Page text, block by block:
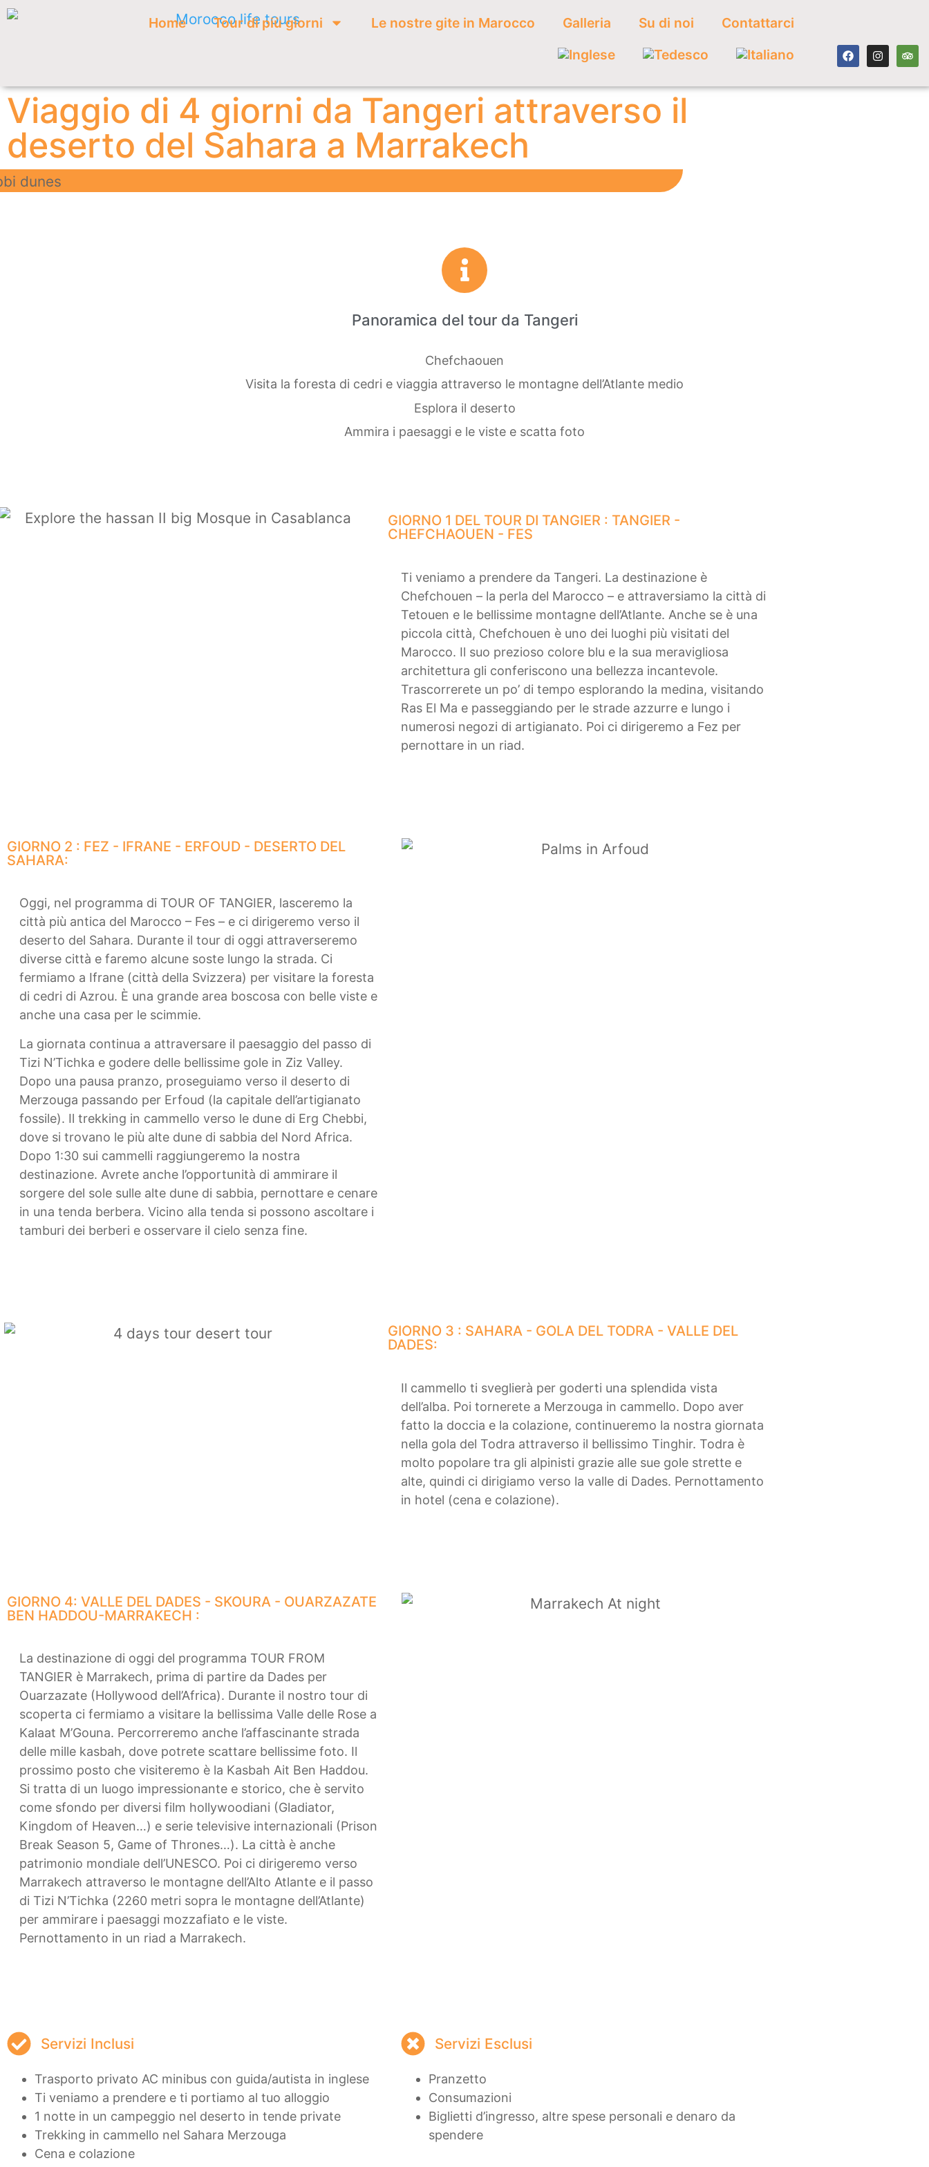
Home Tour di più giorni Le nostre gite in Marocco Galleria Su di noi Contattarci
Viaggio di 4 giorni da Tangeri attraverso il
deserto del Sahara a Marrakech
Panoramica del tour da Tangeri
Chefchaouen
Visita la foresta di cedri e viaggia attraverso le montagne dell’Atlante medio
Esplora il deserto
Ammira i paesaggi e le viste e scatta foto
GIORNO 1 DEL TOUR DI TANGIER : TANGIER -
CHEFCHAOUEN - FES
Ti veniamo a prendere da Tangeri. La destinazione è
Chefchouen – la perla del Marocco – e attraversiamo la città di
Tetouen e le bellissime montagne dell’Atlante. Anche se è una
piccola città, Chefchouen è uno dei luoghi più visitati del
Marocco. Il suo prezioso colore blu e la sua meravigliosa
architettura gli conferiscono una bellezza incantevole.
Trascorrerete un po’ di tempo esplorando la medina, visitando
Ras El Ma e passeggiando per le strade azzurre e lungo i
numerosi negozi di artigianato. Poi ci dirigeremo a Fez per
pernottare in un riad.
GIORNO 2 : FEZ - IFRANE - ERFOUD - DESERTO DEL
SAHARA:
Oggi, nel programma di TOUR OF TANGIER, lasceremo la
città più antica del Marocco – Fes – e ci dirigeremo verso il
deserto del Sahara. Durante il tour di oggi attraverseremo
diverse città e faremo alcune soste lungo la strada. Ci
fermiamo a Ifrane (città della Svizzera) per visitare la foresta
di cedri di Azrou. È una grande area boscosa con belle viste e
anche una casa per le scimmie.
La giornata continua a attraversare il paesaggio del passo di
Tizi N’Tichka e godere delle bellissime gole in Ziz Valley.
Dopo una pausa pranzo, proseguiamo verso il deserto di
Merzouga passando per Erfoud (la capitale dell’artigianato
fossile). Il trekking in cammello verso le dune di Erg Chebbi,
dove si trovano le più alte dune di sabbia del Nord Africa.
Dopo 1:30 sui cammelli raggiungeremo la nostra
destinazione. Avrete anche l’opportunità di ammirare il
sorgere del sole sulle alte dune di sabbia, pernottare e cenare
in una tenda berbera. Vicino alla tenda si possono ascoltare i
tamburi dei berberi e osservare il cielo senza fine.
GIORNO 3 : SAHARA - GOLA DEL TODRA - VALLE DEL
DADES:
Il cammello ti sveglierà per goderti una splendida vista
dell’alba. Poi tornerete a Merzouga in cammello. Dopo aver
fatto la doccia e la colazione, continueremo la nostra giornata
nella gola del Todra attraverso il bellissimo Tinghir. Todra è
molto popolare tra gli alpinisti grazie alle sue gole strette e
alte, quindi ci dirigiamo verso la valle di Dades. Pernottamento
in hotel (cena e colazione).
GIORNO 4: VALLE DEL DADES - SKOURA - OUARZAZATE
BEN HADDOU-MARRAKECH :
La destinazione di oggi del programma TOUR FROM
TANGIER è Marrakech, prima di partire da Dades per
Ouarzazate (Hollywood dell’Africa). Durante il nostro tour di
scoperta ci fermiamo a visitare la bellissima Valle delle Rose a
Kalaat M’Gouna. Percorreremo anche l’affascinante strada
delle mille kasbah, dove potrete scattare bellissime foto. Il
prossimo posto che visiteremo è la Kasbah Ait Ben Haddou.
Si tratta di un luogo impressionante e storico, che è servito
come sfondo per diversi film hollywoodiani (Gladiator,
Kingdom of Heaven…) e serie televisive internazionali (Prison
Break Season 5, Game of Thrones…). La città è anche
patrimonio mondiale dell’UNESCO. Poi ci dirigeremo verso
Marrakech attraverso le montagne dell’Alto Atlante e il passo
di Tizi N’Tichka (2260 metri sopra le montagne dell’Atlante)
per ammirare i paesaggi mozzafiato e le viste.
Pernottamento in un riad a Marrakech.
Servizi Inclusi
Trasporto privato AC minibus con guida/autista in inglese
Ti veniamo a prendere e ti portiamo al tuo alloggio
1 notte in un campeggio nel deserto in tende private
Trekking in cammello nel Sahara Merzouga
Cena e colazione
Servizi Esclusi
Pranzetto
Consumazioni
Biglietti d’ingresso, altre spese personali e denaro da
spendere